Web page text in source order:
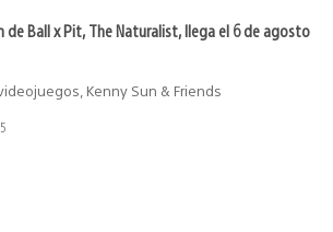
de Ball x Pit, The Naturalist, llega el 6 de agosto
Kenny Sun & Friends
5